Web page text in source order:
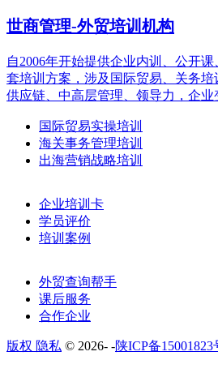
世商管理-外贸培训机构
自2006年开始提供企业内训、公开
套培训方案，涉及国际贸易、关务
供应链、中高层管理、领导力，企业
国际贸易实操培训
海关事务管理培训
出海营销战略培训
企业培训卡
学员评价
培训案例
外贸查询帮手
课后服务
合作企业
版权 隐私 © 2026- -陕ICP备15001823